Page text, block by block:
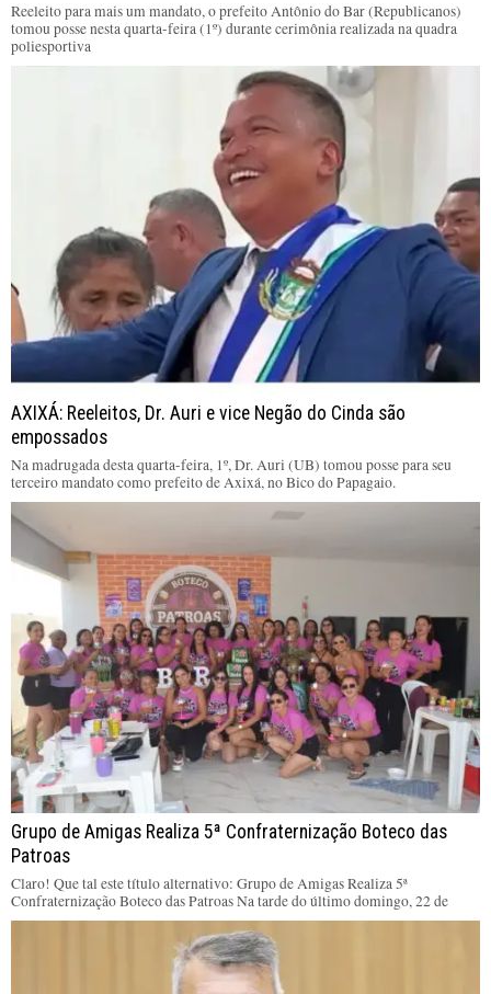
Reeleito para mais um mandato, o prefeito Antônio do Bar (Republicanos)
tomou posse nesta quarta-feira (1º) durante cerimônia realizada na quadra
poliesportiva
AXIXÁ: Reeleitos, Dr. Auri e vice Negão do Cinda são
empossados
Na madrugada desta quarta-feira, 1º, Dr. Auri (UB) tomou posse para seu
terceiro mandato como prefeito de Axixá, no Bico do Papagaio.
Grupo de Amigas Realiza 5ª Confraternização Boteco das
Patroas
Claro! Que tal este título alternativo: Grupo de Amigas Realiza 5ª
Confraternização Boteco das Patroas Na tarde do último domingo, 22 de